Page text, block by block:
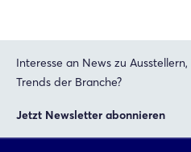
Interesse an News zu
Trends der Branche?
Jetzt Newsletter abonnieren